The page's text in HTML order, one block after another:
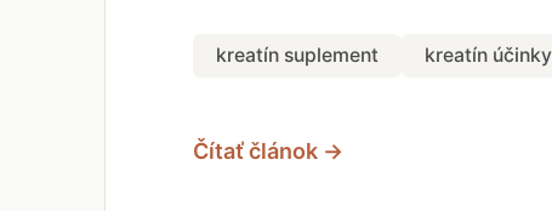
kreatín suplement kreatín účinky
Čítať článok →